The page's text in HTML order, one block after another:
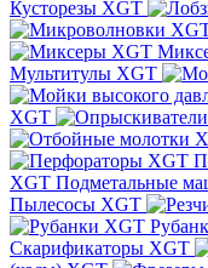
Кусторезы XGT
Мультитулы XGT
XGT
XGT Подметальные
Пылесосы XGT
Скарификаторы XGT